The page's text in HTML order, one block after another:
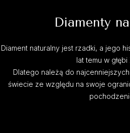
Diamenty
Diament naturalny jest rzadki, a jego
lat temu w głębi
Dlatego należą do
świecie ze względu na swoje